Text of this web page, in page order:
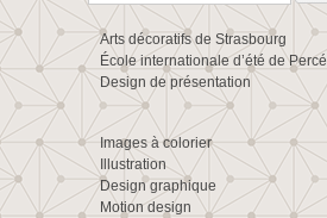
Arts décoratifs de Strasbourg
École internationale d’été de Percé
Design de présentation
Images à colorier
Illustration
Design graphique
Motion design